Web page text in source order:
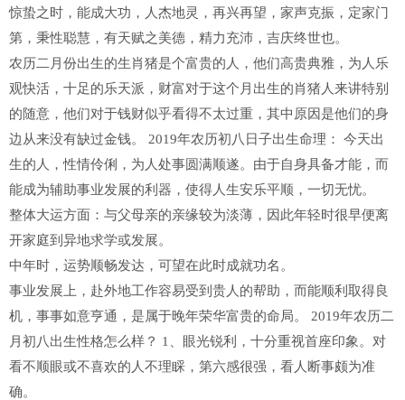
惊蛰之时，能成大功，人杰地灵，再兴再望，家声克振，定家门
第，秉性聪慧，有天赋之美德，精力充沛，吉庆终世也。
农历二月份出生的生肖猪是个富贵的人，他们高贵典雅，为人乐
观快活，十足的乐天派，财富对于这个月出生的肖猪人来讲特别
的随意，他们对于钱财似乎看得不太过重，其中原因是他们的身
边从来没有缺过金钱。 2019年农历初八日子出生命理： 今天出
生的人，性情伶俐，为人处事圆满顺遂。由于自身具备才能，而
能成为辅助事业发展的利器，使得人生安乐平顺，一切无忧。
整体大运方面：与父母亲的亲缘较为淡薄，因此年轻时很早便离
开家庭到异地求学或发展。
中年时，运势顺畅发达，可望在此时成就功名。
事业发展上，赴外地工作容易受到贵人的帮助，而能顺利取得良
机，事事如意亨通，是属于晚年荣华富贵的命局。 2019年农历二
月初八出生性格怎么样？ 1、眼光锐利，十分重视首座印象。对
看不顺眼或不喜欢的人不理睬，第六感很强，看人断事颇为准
确。